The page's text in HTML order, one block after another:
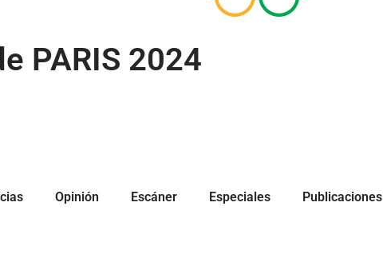
PARIS 2024
Opinión Escáner Especiales Publicaciones